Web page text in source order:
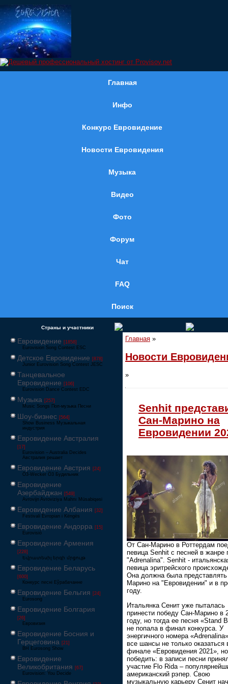
Главная
Инфо
Конкурс Евровидение
Новости Евровидения
Музыка
Видео
Фото
Форум
Чат
FAQ
Поиск
Страны и участники
Евровидение [1858]
Eurovision Song Contest ESC
Детское Евровидение [878]
Junior Eurovision Song Contest JESC
Танцевальное
Евровидение [106]
Eurovision Dance Contest EDC
Музыка [257]
Music Songs Поп-музыка Песни
Шоу-бизнес [564]
Show Business Музыкальная
индустрия
Евровидение Австралия
[17]
Eurovision – Australia Decides
Австралия решает
Евровидение Австрия [24]
Ö3-Wecker Ö3 Будильник
Евровидение
Азербайджан [549]
Avrovijn Avroviziya Mahnı Müsabiqəsi
Евровидение Албания [32]
Festivali Evropian i Këngës
Евровидение Андорра [15]
Eurovisió
Евровидение Армения
[228]
Եվրատեսիլ երգի մրցույթ
Евровидение Беларусь
[600]
Конкурс песні Еўрабачанне
Евровидение Бельгия [24]
Eurosong
Евровидение Болгария
[26]
Евровизия
Евровидение Босния и
Герцеговина [21]
BH Eurosong Show
Евровидение
Великобритания [67]
Eurovision: You Decide
Главная »
Новости
»
Senhit
Сан-Марино на
Евровидении
От Сан-Марино в Роттердам
певица Senhit с песней в жанре
"Adrenalina". Senhit -
певица эритрейского
Она должна была
Марино на "Евровидении" и в
году.
Итальянка Сенит уже пыталась
принести победу Сан-Марино в
году, но тогда ее песня «Stand
не попала в финал конкурса. У
энергичного номера
все шансы не только оказаться
финале «Евровидения 2021»,
победить: в записи песни
участие Flo Rida –
американский рэпер. Свою
музыкальную карьеру Сенит